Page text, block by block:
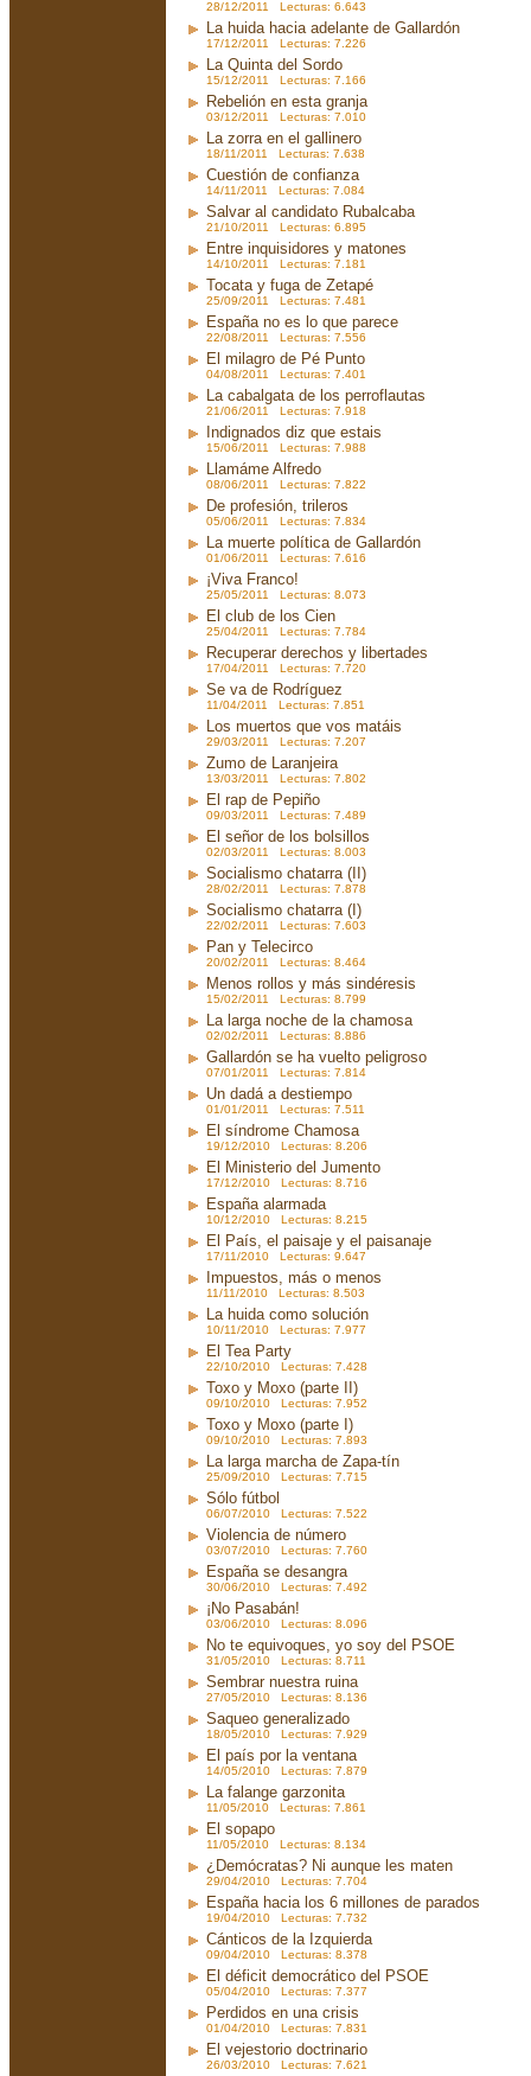
28/12/2011 Lecturas: 6.643
La huida hacia adelante de Gallardón
17/12/2011 Lecturas: 7.226
La Quinta del Sordo
15/12/2011 Lecturas: 7.166
Rebelión en esta granja
03/12/2011 Lecturas: 7.010
La zorra en el gallinero
18/11/2011 Lecturas: 7.638
Cuestión de confianza
14/11/2011 Lecturas: 7.084
Salvar al candidato Rubalcaba
21/10/2011 Lecturas: 6.895
Entre inquisidores y matones
14/10/2011 Lecturas: 7.181
Tocata y fuga de Zetapé
25/09/2011 Lecturas: 7.481
España no es lo que parece
22/08/2011 Lecturas: 7.556
El milagro de Pé Punto
04/08/2011 Lecturas: 7.401
La cabalgata de los perroflautas
21/06/2011 Lecturas: 7.918
Indignados diz que estais
15/06/2011 Lecturas: 7.988
Llamáme Alfredo
08/06/2011 Lecturas: 7.822
De profesión, trileros
05/06/2011 Lecturas: 7.834
La muerte política de Gallardón
01/06/2011 Lecturas: 7.616
¡Viva Franco!
25/05/2011 Lecturas: 8.073
El club de los Cien
25/04/2011 Lecturas: 7.784
Recuperar derechos y libertades
17/04/2011 Lecturas: 7.720
Se va de Rodríguez
11/04/2011 Lecturas: 7.851
Los muertos que vos matáis
29/03/2011 Lecturas: 7.207
Zumo de Laranjeira
13/03/2011 Lecturas: 7.802
El rap de Pepiño
09/03/2011 Lecturas: 7.489
El señor de los bolsillos
02/03/2011 Lecturas: 8.003
Socialismo chatarra (II)
28/02/2011 Lecturas: 7.878
Socialismo chatarra (I)
22/02/2011 Lecturas: 7.603
Pan y Telecirco
20/02/2011 Lecturas: 8.464
Menos rollos y más sindéresis
15/02/2011 Lecturas: 8.799
La larga noche de la chamosa
02/02/2011 Lecturas: 8.886
Gallardón se ha vuelto peligroso
07/01/2011 Lecturas: 7.814
Un dadá a destiempo
01/01/2011 Lecturas: 7.511
El síndrome Chamosa
19/12/2010 Lecturas: 8.206
El Ministerio del Jumento
17/12/2010 Lecturas: 8.716
España alarmada
10/12/2010 Lecturas: 8.215
El País, el paisaje y el paisanaje
17/11/2010 Lecturas: 9.647
Impuestos, más o menos
11/11/2010 Lecturas: 8.503
La huida como solución
10/11/2010 Lecturas: 7.977
El Tea Party
22/10/2010 Lecturas: 7.428
Toxo y Moxo (parte II)
09/10/2010 Lecturas: 7.952
Toxo y Moxo (parte I)
09/10/2010 Lecturas: 7.893
La larga marcha de Zapa-tín
25/09/2010 Lecturas: 7.715
Sólo fútbol
06/07/2010 Lecturas: 7.522
Violencia de número
03/07/2010 Lecturas: 7.760
España se desangra
30/06/2010 Lecturas: 7.492
¡No Pasabán!
03/06/2010 Lecturas: 8.096
No te equivoques, yo soy del PSOE
31/05/2010 Lecturas: 8.711
Sembrar nuestra ruina
27/05/2010 Lecturas: 8.136
Saqueo generalizado
18/05/2010 Lecturas: 7.929
El país por la ventana
14/05/2010 Lecturas: 7.879
La falange garzonita
11/05/2010 Lecturas: 7.861
El sopapo
11/05/2010 Lecturas: 8.134
¿Demócratas? Ni aunque les maten
29/04/2010 Lecturas: 7.704
España hacia los 6 millones de parados
19/04/2010 Lecturas: 7.732
Cánticos de la Izquierda
09/04/2010 Lecturas: 8.378
El déficit democrático del PSOE
05/04/2010 Lecturas: 7.377
Perdidos en una crisis
01/04/2010 Lecturas: 7.831
El vejestorio doctrinario
26/03/2010 Lecturas: 7.621